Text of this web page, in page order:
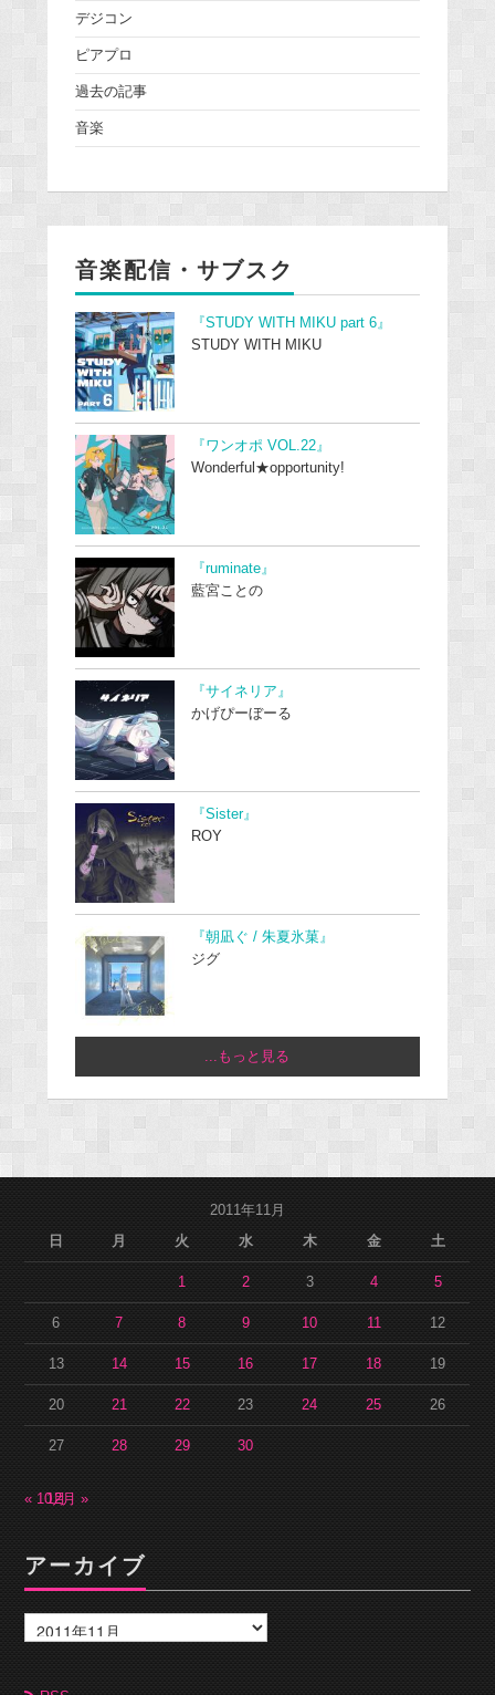
デジコン
ピアプロ
過去の記事
音楽
音楽配信・サブスク
『STUDY WITH MIKU part 6』
STUDY WITH MIKU
『ワンオポ VOL.22』
Wonderful★opportunity!
『ruminate』
藍宮ことの
『サイネリア』
かげぴーぼーる
『Sister』
ROY
『朝凪ぐ / 朱夏氷菓』
ジグ
...もっと見る
2011年11月
日
月 火 水 木 金 土
1 2 3 4 5
6 7 8 9 10 11 12
13 14 15 16 17 18 19
20 21 22 23 24 25 26
27 28 29 30
« 10月12月 »
アーカイブ
ー
カ
ブ